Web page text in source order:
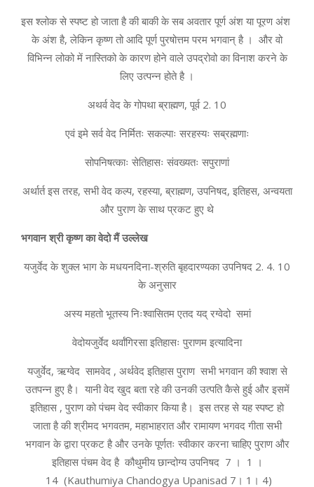
इस श्लोक से स्पष्ट हो जाता है की बाकी के सब अवतार पूर्ण अंश या पूरण अंश
के अंश है, लेकिन कृष्ण तो आदि पूर्ण पुरषोत्तम परम भगवान् है । और वो
विभिन्न लोको में नास्तिको के कारण होने वाले उपद्रोवो का विनाश करने के
लिए उत्पन्न होते है ।
अथर्व वेद के गोपथा ब्राह्मण, पूर्व 2. 10
एवं इमे सर्व वेद निर्मितः सकल्पाः सरहस्यः सब्रह्मणाः
सोपनिषत्काः सेतिहासः संवख्यतः सपुराणां
अर्थार्त इस तरह, सभी वेद कल्प, रहस्या, ब्राह्मण, उपनिषद, इतिहस, अन्वयता
और पुराण के साथ प्रकट हुए थे
भगवान श्री कृष्ण का वेदो मैं उल्लेख
यजुर्वेद के शुक्ल भाग के मधयनदिना-श्रुति बृहदारण्यका उपनिषद 2. 4. 10
के अनुसार
अस्य महतो भूतस्य निःश्वासितम एतद यद् रग्वेदो समां
वेदोयजुर्वेद थर्वांगिरसा इतिहासः पुराणम इत्यादिना
यजुर्वेद, ऋग्वेद सामवेद , अर्थवेद इतिहास पुराण सभी भगवान की श्वाश से
उतपन्न हुए है। यानी वेद खुद बता रहे की उनकी उत्पति कैसे हुई और इसमें
इतिहास , पुराण को पंचम वेद स्वीकार किया है। इस तरह से यह स्पष्ट हो
जाता है की श्रीमद भगवतम, महाभाहरात और रामायण भगवद गीता सभी
भगवान के द्वारा प्रकट है और उनके पूर्णतः स्वीकार करना चाहिए पुराण और
इतिहास पंचम वेद है कौथुमीय छान्दोग्य उपनिषद 7 । 1 ।
14 (Kauthumiya Chandogya Upanisad 7। 1। 4)